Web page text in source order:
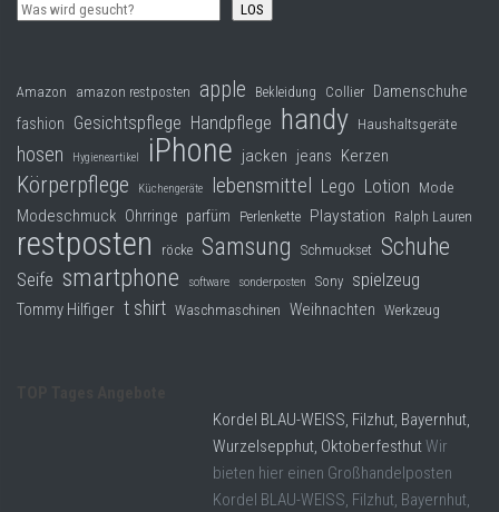
LOS
Amazon amazon restposten apple Bekleidung Collier Damenschuhe
fashion Gesichtspflege Handpflege handy Haushaltsgeräte
hosen Hygieneartikel iPhone jacken jeans Kerzen
Körperpflege Küchengeräte lebensmittel Lego Lotion Mode
Modeschmuck Ohrringe parfüm Perlenkette Playstation Ralph Lauren
restposten röcke Samsung Schmuckset Schuhe
Seife smartphone software sonderposten Sony spielzeug
Tommy Hilfiger t shirt Waschmaschinen Weihnachten Werkzeug
Kordel BLAU-WEISS, Filzhut, Bayernhut,
Wurzelsepphut, OktoberfesthutWir
bieten hier einen Großhandelposten
Kordel BLAU-WEISS, Filzhut, Bayernhut,